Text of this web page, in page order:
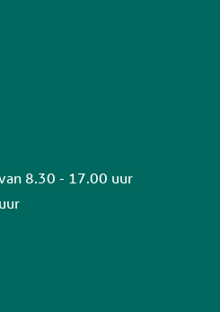
8.30 - 17.00 uur